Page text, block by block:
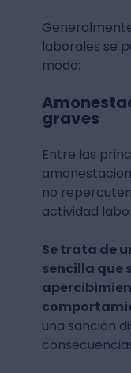
laborales se
modo:
graves
Entre las
no
actividad
Se trata de
sencilla que
una sanción